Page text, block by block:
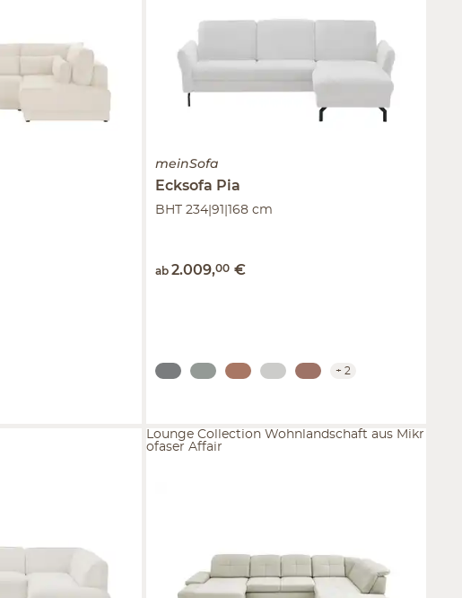
meinSofa
Ecksofa Pia
BHT 234|91|168 cm
ab 2.009,00 €
+ 2
Lounge Collection Wohnlandschaft aus Mikr
ofaser Affair